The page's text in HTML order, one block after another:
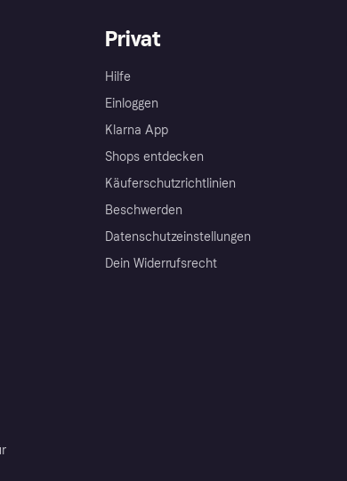
Privat
Hilfe
Einloggen
Klarna App
Shops entdecken
Käuferschutzrichtlinien
Beschwerden
Datenschutzeinstellungen
Dein Widerrufsrecht